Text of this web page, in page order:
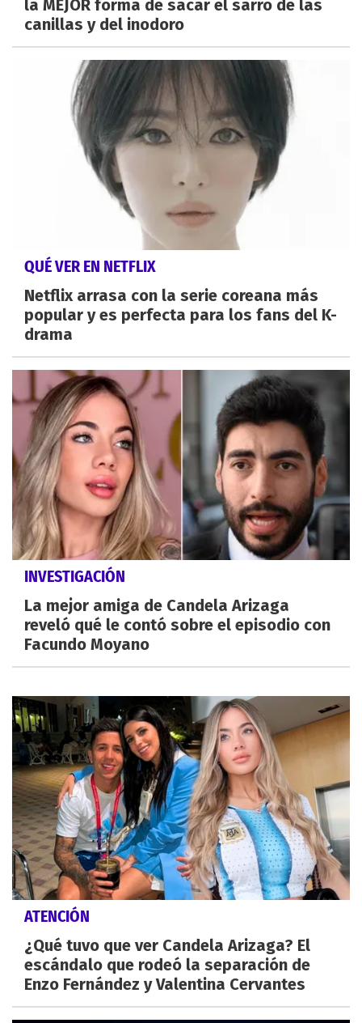
la MEJOR forma de sacar el sarro de las
canillas y del inodoro
QUÉ VER EN NETFLIX
Netflix arrasa con la serie coreana más
popular y es perfecta para los fans del K-
drama
INVESTIGACIÓN
La mejor amiga de Candela Arizaga
reveló qué le contó sobre el episodio con
Facundo Moyano
ATENCIÓN
¿Qué tuvo que ver Candela Arizaga? El
escándalo que rodeó la separación de
Enzo Fernández y Valentina Cervantes